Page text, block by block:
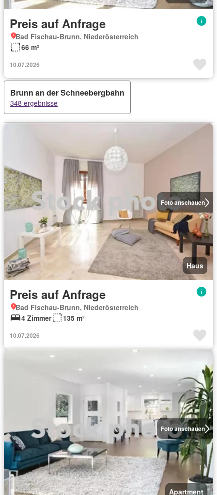
Preis auf Anfrage
Bad Fischau-Brunn, Niederösterreich
66 m²
10.07.2026
Brunn an der Schneebergbahn
348 ergebnisse
Foto anschauen
Haus
Preis auf Anfrage
Bad Fischau-Brunn, Niederösterreich
4 Zimmer
135 m²
10.07.2026
Foto anschauen
Apartment